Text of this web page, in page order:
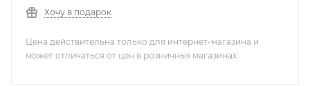
Хочу в подарок
Цена действительна только для интернет-магазина и
может отличаться от цен в розничных магазинах